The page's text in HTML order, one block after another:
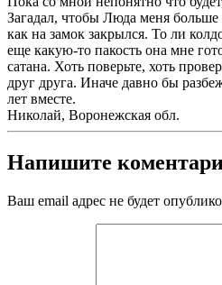
Загадал, чтобы Люда меня больше
как на замок закрылся. То ли
еще какую-то пакость она мне
сатана. Хоть поверьте, хоть
друг друга. Иначе давно бы
лет вместе.
Николай, Воронежская обл.
Напишите
Ваш email адрес не будет